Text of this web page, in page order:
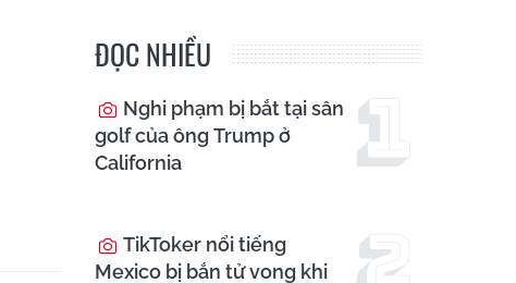
ĐỌC NHIỀU
Nghi phạm bị bắt tại sân
golf của ông Trump ở
California
TikToker nổi tiếng
Mexico bị bắn tử vong khi